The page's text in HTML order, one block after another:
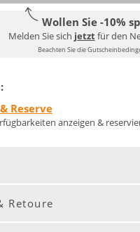
Wollen Sie -10%
Melden Sie sich jetztfür den
Beachten Sie die
Reserve
anzeigen &
Retoure